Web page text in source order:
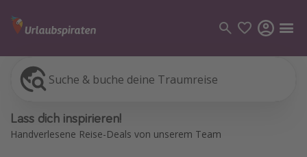
Suche & buche deine Traumreise
Lass dich inspirieren!
Handverlesene Reise-Deals von unserem Team
All Inclusive
Flüge